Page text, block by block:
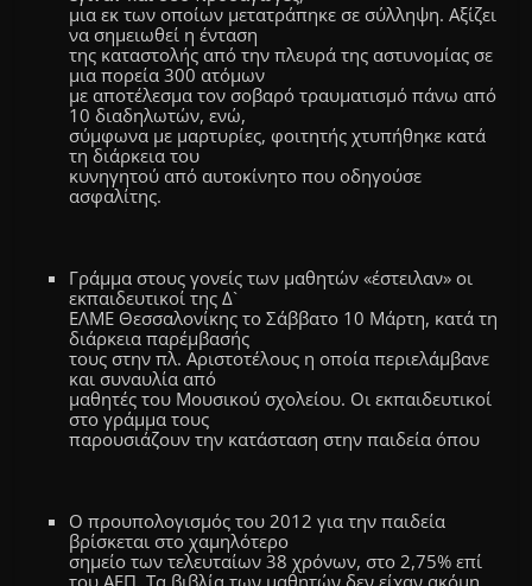
μια εκ των οποίων μετατράπηκε σε σύλληψη. Αξίζει
να σημειωθεί η ένταση
της καταστολής από την πλευρά της αστυνομίας σε
μια πορεία 300 ατόμων
με αποτέλεσμα τον σοβαρό τραυματισμό πάνω από
10 διαδηλωτών, ενώ,
σύμφωνα με μαρτυρίες, φοιτητής χτυπήθηκε κατά
τη διάρκεια του
κυνηγητού από αυτοκίνητο που οδηγούσε
ασφαλίτης.
Γράμμα στους γονείς των μαθητών «έστειλαν» οι
εκπαιδευτικοί της Δ`
ΕΛΜΕ Θεσσαλονίκης το Σάββατο 10 Μάρτη, κατά τη
διάρκεια παρέμβασής
τους στην πλ. Αριστοτέλους η οποία περιελάμβανε
και συναυλία από
μαθητές του Μουσικού σχολείου. Οι εκπαιδευτικοί
στο γράμμα τους
παρουσιάζουν την κατάσταση στην παιδεία όπου
Ο προυπολογισμός του 2012 για την παιδεία
βρίσκεται στο χαμηλότερο
σημείο των τελευταίων 38 χρόνων, στο 2,75% επί